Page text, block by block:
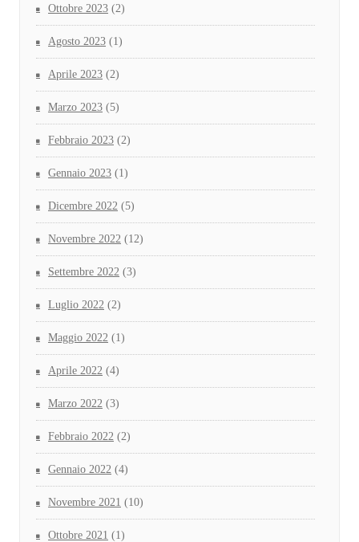
Ottobre 2023 (2)
Agosto 2023 (1)
Aprile 2023 (2)
Marzo 2023 (5)
Febbraio 2023 (2)
Gennaio 2023 (1)
Dicembre 2022 (5)
Novembre 2022 (12)
Settembre 2022 (3)
Luglio 2022 (2)
Maggio 2022 (1)
Aprile 2022 (4)
Marzo 2022 (3)
Febbraio 2022 (2)
Gennaio 2022 (4)
Novembre 2021 (10)
Ottobre 2021 (1)